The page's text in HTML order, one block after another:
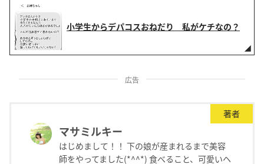
小学生からデパコスおねだり 私がケチなの？
広告
著者
マサミルキー
はじめまして！！ 下の娘が産まれるまで美容
師をやってました(*^^*) 食べること、可愛いヘ